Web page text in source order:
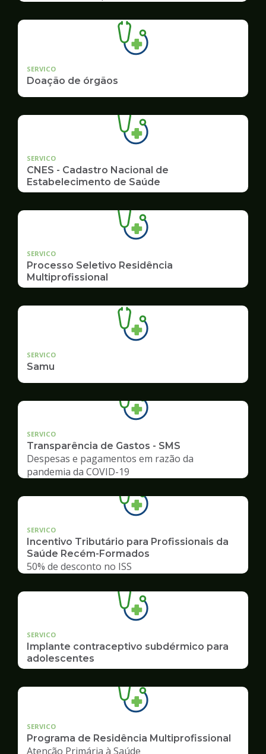
SERVICO
Doação de órgãos
SERVICO
CNES - Cadastro Nacional de
Estabelecimento de Saúde
SERVICO
Processo Seletivo Residência
Multiprofissional
SERVICO
Samu
SERVICO
Transparência de Gastos - SMS
Despesas e pagamentos em razão da
pandemia da COVID-19
SERVICO
Incentivo Tributário para Profissionais da
Saúde Recém-Formados
50% de desconto no ISS
SERVICO
Implante contraceptivo subdérmico para
adolescentes
SERVICO
Programa de Residência Multiprofissional
Atenção Primária à Saúde